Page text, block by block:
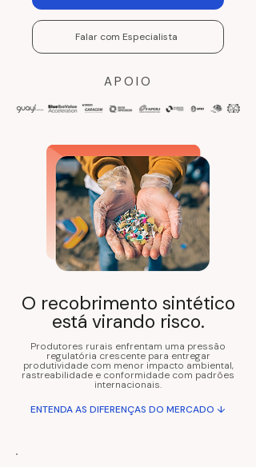
Falar com Especialista
APOIO
O recobrimento sintético
está virando risco.
Produtores rurais enfrentam uma pressão
regulatória crescente para entregar
produtividade com menor impacto ambiental,
rastreabilidade e conformidade com padrões
internacionais.
ENTENDA AS DIFERENÇAS DO MERCADO ↓